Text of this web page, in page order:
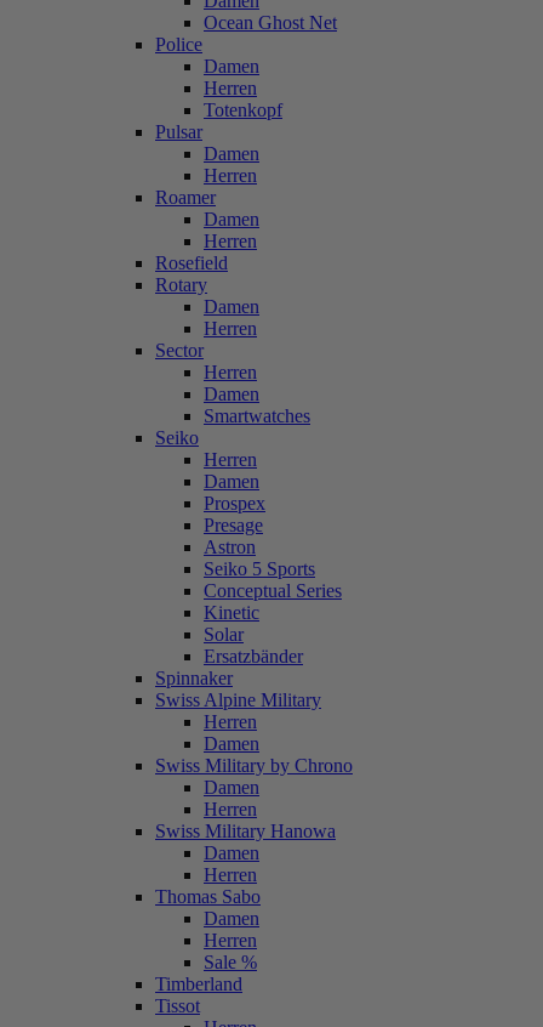
Ocean Ghost Net
Police
Damen
Herren
Totenkopf
Pulsar
Damen
Herren
Roamer
Damen
Herren
Rosefield
Rotary
Damen
Herren
Sector
Herren
Damen
Smartwatches
Seiko
Herren
Damen
Prospex
Presage
Astron
Seiko 5 Sports
Conceptual Series
Kinetic
Solar
Ersatzbänder
Spinnaker
Swiss Alpine Military
Herren
Damen
Swiss Military by Chrono
Damen
Herren
Swiss Military Hanowa
Damen
Herren
Thomas Sabo
Damen
Herren
Sale %
Timberland
Tissot